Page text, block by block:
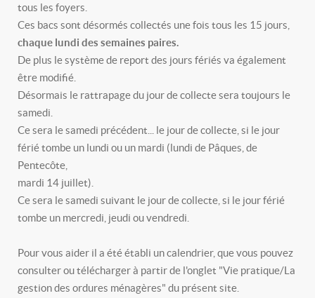
tous les foyers.
Ces bacs sont désormés collectés une fois tous les 15 jours,
chaque lundi des semaines paires.
De plus le système de report des jours fériés va également
être modifié.
Désormais le rattrapage du jour de collecte sera toujours le
samedi.
Ce sera le samedi précédent... le jour de collecte, si le jour
férié tombe un lundi ou un mardi (lundi de Pâques, de
Pentecôte,
mardi 14 juillet).
Ce sera le samedi suivant le jour de collecte, si le jour férié
tombe un mercredi, jeudi ou vendredi.
Pour vous aider il a été établi un calendrier, que vous pouvez
consulter ou télécharger à partir de l'onglet "Vie pratique/La
gestion des ordures ménagères" du présent site.